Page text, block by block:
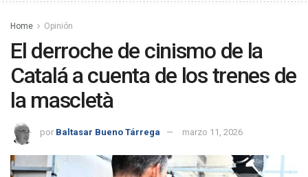
Home Opinión
El derroche de cinismo de la
Catalá a cuenta de los trenes de
la mascletà
por Baltasar Bueno Tárrega marzo 11, 2026